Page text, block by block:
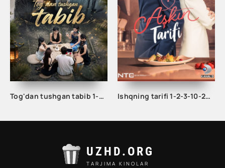
Tog'dan tushgan tabib 1-2-3-10-20-30-50-60-70-80-90 Qism drama koreya seriali uzbek tilida Barcha qismlar Ishqning tarifi 1-2-3-10-20-30-40-50-60-70-100 qism turk serial Uzbek tilida Barcha qismlar
UZHD.ORG
TARJIMA KINOLAR